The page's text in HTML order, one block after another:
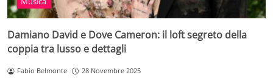
Damiano David e Dove Cameron: il loft segreto della
coppia tra lusso e dettagli
Fabio Belmonte 28 Novembre 2025